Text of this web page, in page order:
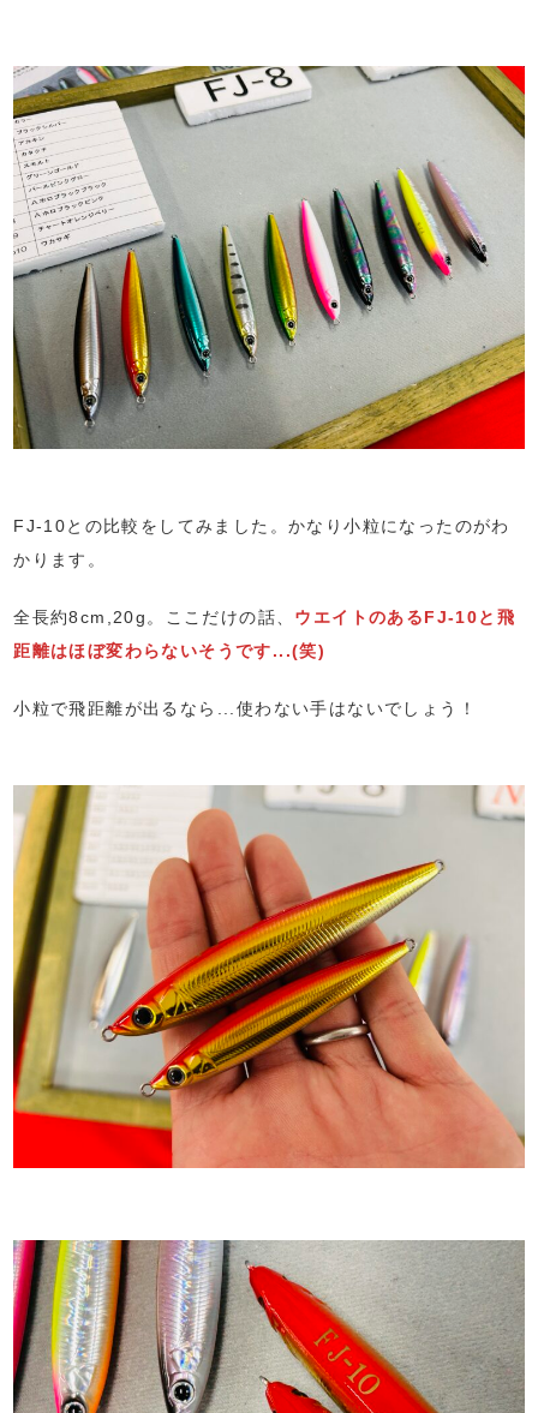
FJ-10との比較をしてみました。かなり小粒になったのがわ
かります。
全長約8cm,20g。ここだけの話、 ウエイトのあるFJ-10と飛
距離はほぼ変わらないそうです...(笑)
小粒で飛距離が出るなら...使わない手はないでしょう！